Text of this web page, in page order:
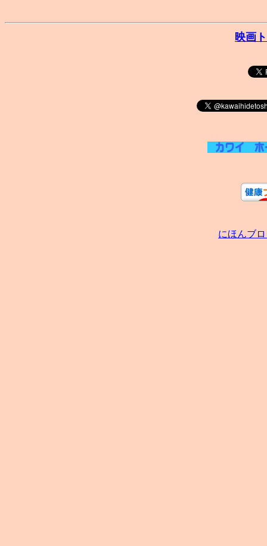
映画
にほんブ